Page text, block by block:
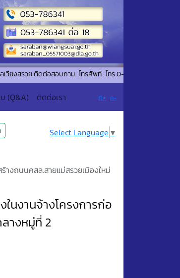
ดต่อสอบถาม : โทรศัพท์ : โทร 0-5378-6341 / แฟ๊กซ์ 0-5378-
(Q&A) ติดต่อเรา ก+ ก-
Select Language ▼
างถนนคสล.สายแม่สรวยเมืองใหม่
นงานจ้างโครงการก่อ
างหมู่ที่ 2